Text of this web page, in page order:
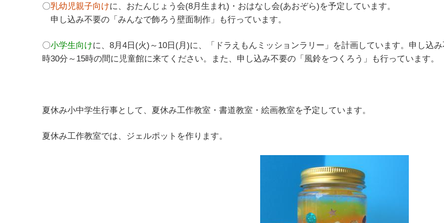
〇乳幼児親子向けに、おたんじょう会(8月生まれ)・おはなし会(あおぞら)を予定しています。
申し込み不要の「みんなで飾ろう壁面制作」も行っています。
〇小学生向けに、8月4日(火)～10日(月)に、「ドラえもんミッションラリー」を計画しています。申し込
時30分～15時の間に児童館に来てください。また、申し込み不要の「風鈴をつくろう」も行っています。
夏休み小中学生行事として、夏休み工作教室・書道教室・絵画教室を予定しています。
夏休み工作教室では、ジェルポットを作ります。